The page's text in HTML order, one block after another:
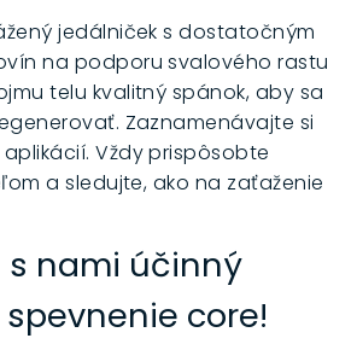
jedálniček s dostatočným
na podporu svalového rastu
telu kvalitný spánok, aby sa
Zaznamenávajte si
Vždy prispôsobte
a sledujte, ako na zaťaženie
s nami účinný
core!